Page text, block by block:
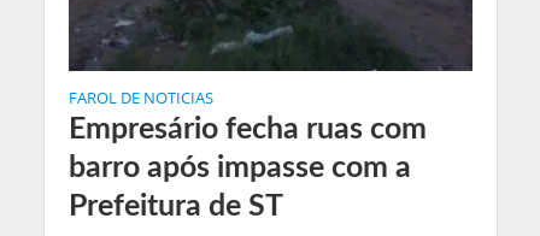
FAROL DE NOTICIAS
Empresário fecha ruas com
barro após impasse com a
Prefeitura de ST